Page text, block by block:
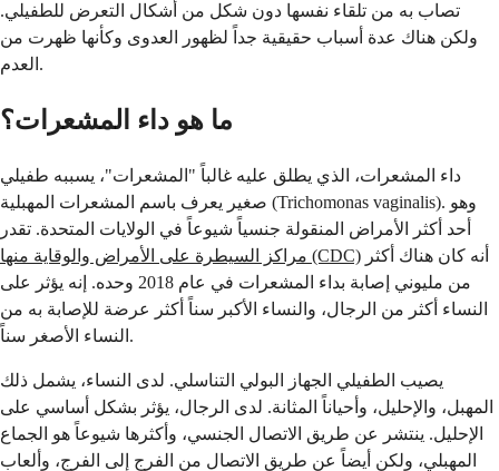
تصاب به من تلقاء نفسها دون شكل من أشكال التعرض للطفيلي.
ولكن هناك عدة أسباب حقيقية جداً لظهور العدوى وكأنها ظهرت من
العدم.
ما هو داء المشعرات؟
داء المشعرات، الذي يطلق عليه غالباً "المشعرات"، يسببه طفيلي
صغير يعرف باسم المشعرات المهبلية (Trichomonas vaginalis). وهو
أحد أكثر الأمراض المنقولة جنسياً شيوعاً في الولايات المتحدة. تقدر
مراكز السيطرة على الأمراض والوقاية منها (CDC)
من مليوني إصابة بداء المشعرات في عام 2018 وحده. إنه يؤثر على
النساء أكثر من الرجال، والنساء الأكبر سناً أكثر عرضة للإصابة به من
النساء الأصغر سناً.
يصيب الطفيلي الجهاز البولي التناسلي. لدى النساء، يشمل ذلك
المهبل، والإحليل، وأحياناً المثانة. لدى الرجال، يؤثر بشكل أساسي على
الإحليل. ينتشر عن طريق الاتصال الجنسي، وأكثرها شيوعاً هو الجماع
المهبلي، ولكن أيضاً عن طريق الاتصال من الفرج إلى الفرج، وألعاب